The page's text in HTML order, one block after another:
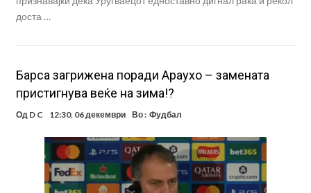
доста …
Барса загрижена поради Араухо – замената
пристигнува веќе на зима!?
Од D C 12:30, 06 декември Во : Фудбал